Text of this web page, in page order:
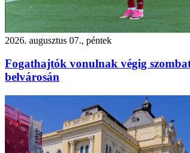
2026. augusztus 07., péntek
Fogathajtók vonulnak végig
belvárosán